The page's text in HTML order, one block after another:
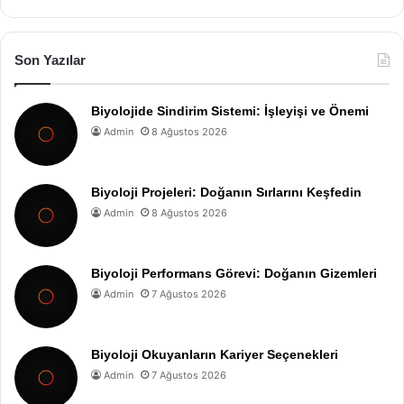
Son Yazılar
Biyolojide Sindirim Sistemi: İşleyişi ve Önemi
Admin 8 Ağustos 2026
Biyoloji Projeleri: Doğanın Sırlarını Keşfedin
Admin 8 Ağustos 2026
Biyoloji Performans Görevi: Doğanın Gizemleri
Admin 7 Ağustos 2026
Biyoloji Okuyanların Kariyer Seçenekleri
Admin 7 Ağustos 2026